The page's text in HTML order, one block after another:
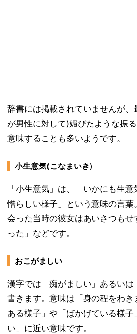
辞書には掲載されていませんが、
が男性に対して)媚びたような振
意味することも多いようです。
小生意気(こなまいき)
「小生意気」は、「いかにも生
憎らしい様子」という意味の言葉
会った当時の彼女はあいさつもせ
った」などです。
おこがましい
漢字では「痴がましい」あるいは
書きます。意味は「身の程をわき
ある様子」や「ばかげている様子
い」に近い意味です。